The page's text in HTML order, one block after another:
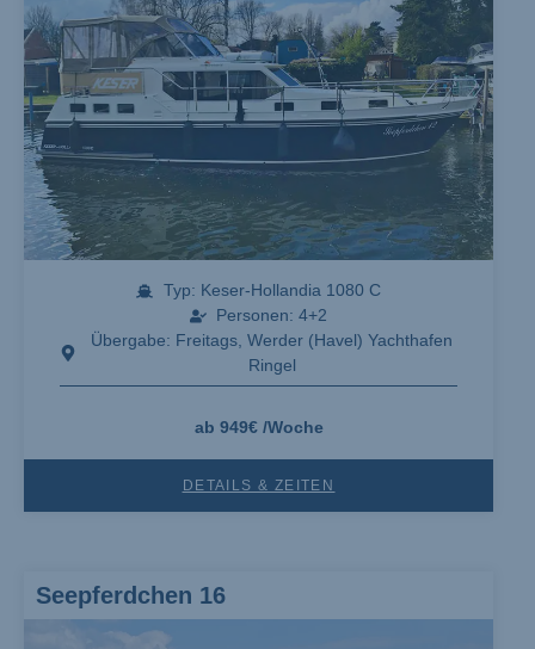
Typ: Keser-Hollandia 1080 C
Personen: 4+2
Übergabe: Freitags, Werder (Havel) Yachthafen
Ringel
ab 949€ /Woche
DETAILS & ZEITEN
Seepferdchen 16